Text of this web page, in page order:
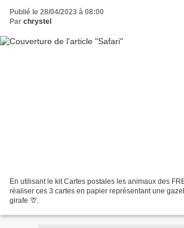
Publié le 28/04/2023 à 08:00
Par chrystel
En utilisant le kit Cartes postales les animaux des
réaliser ces 3 cartes en papier représentant une
girafe 🦒.